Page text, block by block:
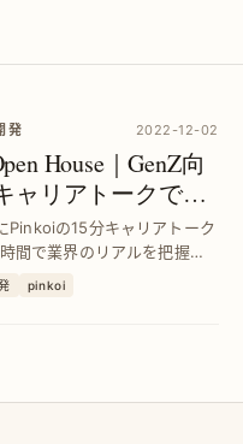
発 2022-12-02
House｜GenZ向
ャリアトークで未
拓く
Pinkoiの15分キャリアトーク
間で業界のリアルを把握
選択の不安を解消。効率的
できる内容です。
pinkoi